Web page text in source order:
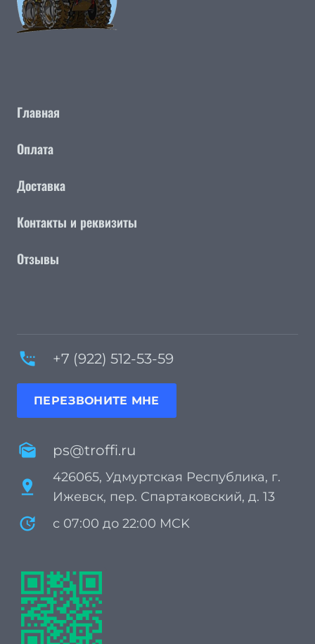
Главная
Оплата
Доставка
Контакты и реквизиты
Отзывы
settings_phone +7 (922) 512-53-59
ПЕРЕЗВОНИТЕ МНЕ
mark_as_unread ps@troffi.ru
pin_drop
426065, Удмуртская Республика, г.
Ижевск, пер. Спартаковский, д. 13
update с 07:00 до 22:00 MCK